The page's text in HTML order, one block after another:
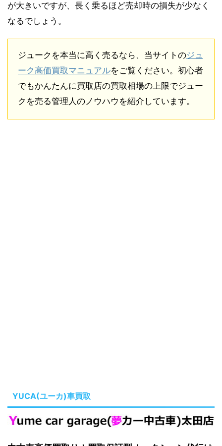
が大きいですが、長く乗るほど売却時の損失が少なく
なるでしょう。
ジュークを本当に高く売るなら、当サイトのジュ
ーク高価買取マニュアルをご覧ください。初心者
でもかんたんに買取店の買取相場の上限でジュー
クを売る管理人のノウハウを紹介しています。
YUCA(ユーカ)車買取